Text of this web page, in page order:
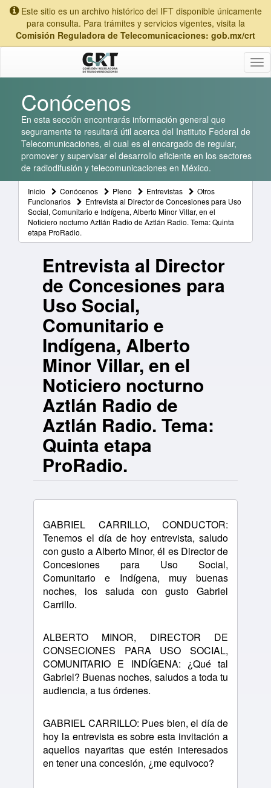
Este sitio es un archivo histórico del IFT disponible únicamente
para consulta. Para trámites y servicios vigentes, visita la
Comisión Reguladora de Telecomunicaciones: gob.mx/crt
Conócenos
En esta sección encontrarás información general que
seguramente te resultará útil acerca del Instituto Federal de
Telecomunicaciones, el cual es el encargado de regular,
promover y supervisar el desarrollo eficiente en los sectores
de radiodifusión y telecomunicaciones en México.
Inicio Conócenos Pleno Entrevistas
Otros
Funcionarios
Entrevista al Director de Concesiones para Uso
Social, Comunitario e Indígena, Alberto Minor Villar, en el
Noticiero nocturno Aztlán Radio de Aztlán Radio. Tema: Quinta
etapa ProRadio.
Entrevista al Director
de Concesiones para
Uso Social,
Comunitario e
Indígena, Alberto
Minor Villar, en el
Noticiero nocturno
Aztlán Radio de
Aztlán Radio. Tema:
Quinta etapa
ProRadio.
GABRIEL CARRILLO, CONDUCTOR:
Tenemos el día de hoy entrevista, saludo
con gusto a Alberto Minor, él es Director de
Concesiones para Uso Social,
Comunitario e Indígena, muy buenas
noches, los saluda con gusto Gabriel
Carrillo.
ALBERTO MINOR, DIRECTOR DE
CONSECIONES PARA USO SOCIAL,
COMUNITARIO E INDÍGENA: ¿Qué tal
Gabriel? Buenas noches, saludos a toda tu
audiencia, a tus órdenes.
GABRIEL CARRILLO: Pues bien, el día de
hoy la entrevista es sobre esta invitación a
aquellos nayaritas que estén interesados
en tener una concesión, ¿me equivoco?